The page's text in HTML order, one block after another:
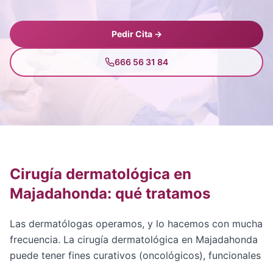
Pedir Cita →
666 56 31 84
Cirugía dermatológica en
Majadahonda: qué tratamos
Las dermatólogas operamos, y lo hacemos con mucha
frecuencia. La cirugía dermatológica en Majadahonda
puede tener fines curativos (oncológicos), funcionales